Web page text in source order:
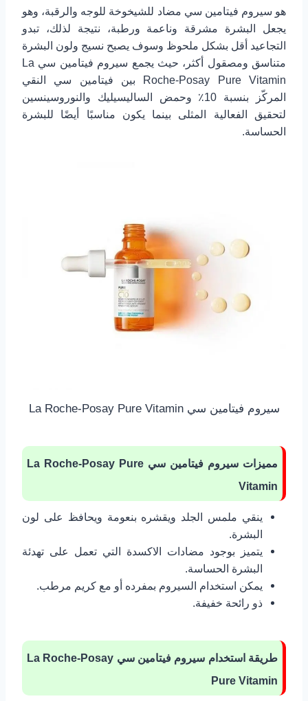
هو سيروم فيتامين سي مضاد للشيخوخة للوجه والرقبة، وهو
يجعل البشرة مشرقة وناعمة ورطبة، نتيجة لذلك، تبدو
التجاعيد أقل بشكل ملحوظ وسوف يصبح نسيج ولون البشرة
متناسق ومصقول أكثر، حيث يجمع سيروم فيتامين سي La
Roche-Posay Pure Vitamin بين فيتامين سي النقي
المركّز بنسبة 10٪ وحمض الساليسيليك والنوروسينسين
لتحقيق الفعالية المثلى بينما يكون مناسبًا أيضًا للبشرة
الحساسة.
سيروم فيتامين سي La Roche-Posay Pure Vitamin
مميزات سيروم فيتامين سي La Roche-Posay Pure
Vitamin
ينقي ملمس الجلد ويقشره بنعومة ويحافظ على لون
البشرة.
يتميز بوجود مضادات الاكسدة التي تعمل على تهدئة
البشرة الحساسة.
يمكن استخدام السيروم بمفرده أو مع كريم مرطب.
ذو رائحة خفيفة.
طريقة استخدام سيروم فيتامين سي La Roche-Posay
Pure Vitamin